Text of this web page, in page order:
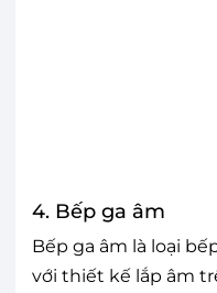
4. Bếp ga âm
Bếp ga âm là loại
với thiết kế lắp âm